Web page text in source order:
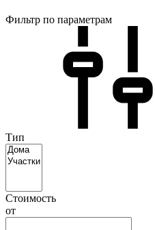
Фильтр по параметрам
Тип
Стоимость
от